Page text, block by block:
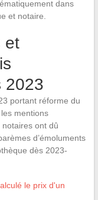
dans
et notaire.
et
2023
portant réforme du
mentions
ont dû
d’émoluments
dès 2023-
le prix d'un